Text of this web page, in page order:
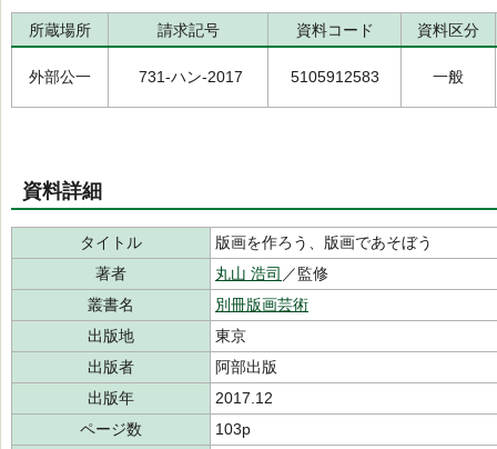
所蔵場所 請求記号 資料コード 資料区分
外部公一 731-ハン-2017 5105912583 一般
資料詳細
タイトル
版画を作ろう、版画であそぼう
著者
丸山 浩司 ／監修
叢書名
別冊版画芸術
出版地
東京
出版者
阿部出版
出版年
2017.12
ページ数
103p